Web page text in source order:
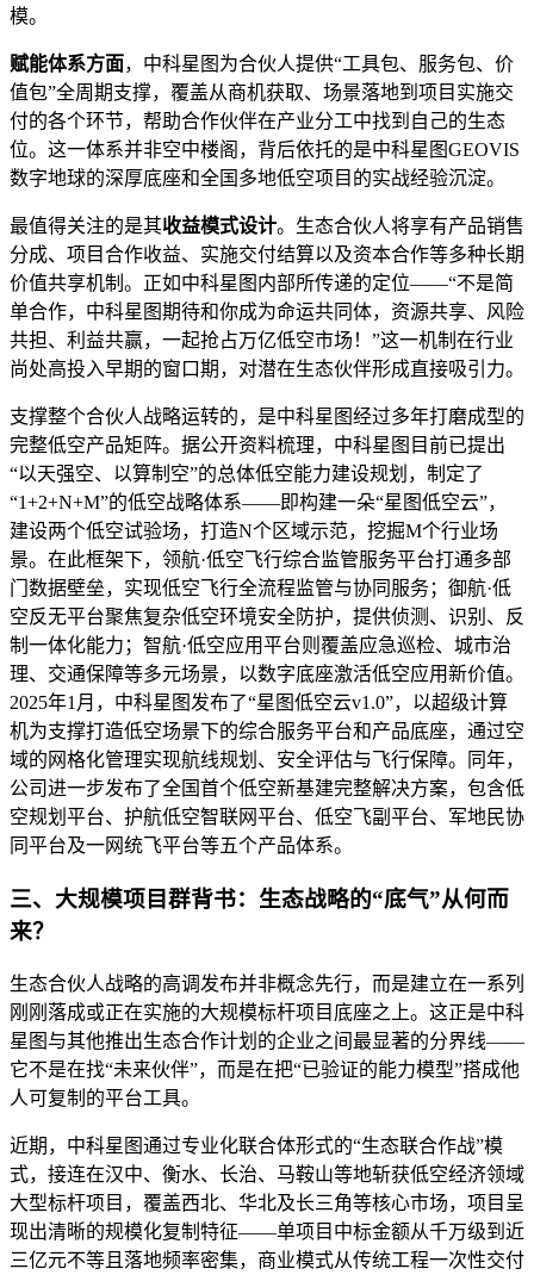
模。
赋能体系方面，中科星图为合伙人提供“工具包、服务包、价
值包”全周期支撑，覆盖从商机获取、场景落地到项目实施交
付的各个环节，帮助合作伙伴在产业分工中找到自己的生态
位。这一体系并非空中楼阁，背后依托的是中科星图GEOVIS
数字地球的深厚底座和全国多地低空项目的实战经验沉淀。
最值得关注的是其收益模式设计。生态合伙人将享有产品销售
分成、项目合作收益、实施交付结算以及资本合作等多种长期
价值共享机制。正如中科星图内部所传递的定位——“不是简
单合作，中科星图期待和你成为命运共同体，资源共享、风险
共担、利益共赢，一起抢占万亿低空市场！”这一机制在行业
尚处高投入早期的窗口期，对潜在生态伙伴形成直接吸引力。
支撑整个合伙人战略运转的，是中科星图经过多年打磨成型的
完整低空产品矩阵。据公开资料梳理，中科星图目前已提出
“以天强空、以算制空”的总体低空能力建设规划，制定了
“1+2+N+M”的低空战略体系——即构建一朵“星图低空云”，
建设两个低空试验场，打造N个区域示范，挖掘M个行业场
景。在此框架下，领航·低空飞行综合监管服务平台打通多部
门数据壁垒，实现低空飞行全流程监管与协同服务；御航·低
空反无平台聚焦复杂低空环境安全防护，提供侦测、识别、反
制一体化能力；智航·低空应用平台则覆盖应急巡检、城市治
理、交通保障等多元场景，以数字底座激活低空应用新价值。
2025年1月，中科星图发布了“星图低空云v1.0”，以超级计算
机为支撑打造低空场景下的综合服务平台和产品底座，通过空
域的网格化管理实现航线规划、安全评估与飞行保障。同年，
公司进一步发布了全国首个低空新基建完整解决方案，包含低
空规划平台、护航低空智联网平台、低空飞副平台、军地民协
同平台及一网统飞平台等五个产品体系。
三、大规模项目群背书：生态战略的“底气”从何而
来？
生态合伙人战略的高调发布并非概念先行，而是建立在一系列
刚刚落成或正在实施的大规模标杆项目底座之上。这正是中科
星图与其他推出生态合作计划的企业之间最显著的分界线——
它不是在找“未来伙伴”，而是在把“已验证的能力模型”搭成他
人可复制的平台工具。
近期，中科星图通过专业化联合体形式的“生态联合作战”模
式，接连在汉中、衡水、长治、马鞍山等地斩获低空经济领域
大型标杆项目，覆盖西北、华北及长三角等核心市场，项目呈
现出清晰的规模化复制特征——单项目中标金额从千万级到近
三亿元不等且落地频率密集，商业模式从传统工程一次性交付